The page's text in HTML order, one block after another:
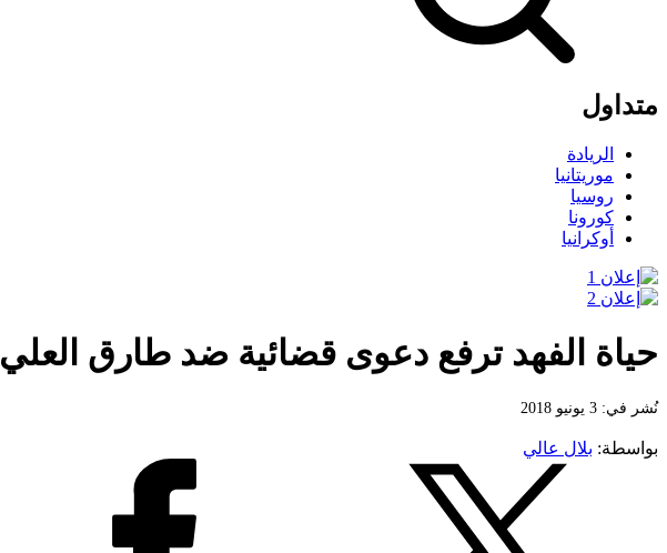
متداول
الريادة
موريتانيا
روسيا
كورونا
أوكرانيا
حياة الفهد ترفع دعوى قضائية ضد طارق العلي
نُشر في: 3 يونيو 2018
بواسطة: بلال عالي